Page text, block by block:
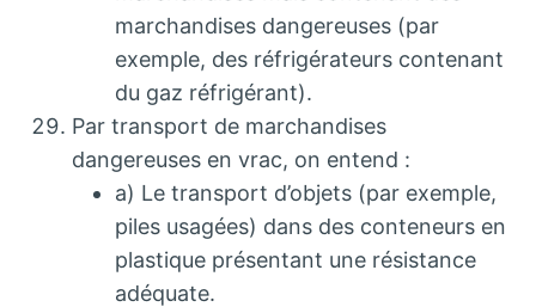
marchandises dangereuses (par
exemple, des réfrigérateurs contenant
du gaz réfrigérant).
Par transport de marchandises
dangereuses en vrac, on entend :
a) Le transport d’objets (par exemple,
piles usagées) dans des conteneurs en
plastique présentant une résistance
adéquate.